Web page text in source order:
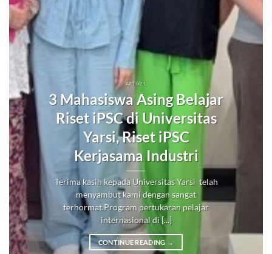
ARTIKEL
3 Mahasiswa Asing Belajar
Riset iPSC di Universitas
Yarsi, Riset iPSC
Kerjasama Industri
Terima kasih kepada Universitas Yarsi telah
menyambut kami dengan sangat
terhormat.Program pertukaran pelajar
internasional di [...]
CONTINUE READING →